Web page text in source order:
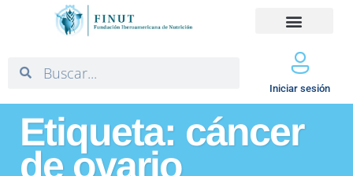
Iniciar sesión
Etiqueta: cáncer
de ovario